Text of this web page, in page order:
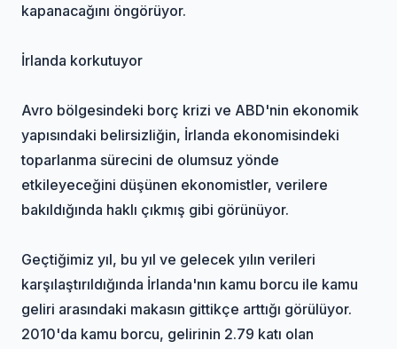
kapanacağını öngörüyor.
İrlanda korkutuyor
Avro bölgesindeki borç krizi ve ABD'nin ekonomik
yapısındaki belirsizliğin, İrlanda ekonomisindeki
toparlanma sürecini de olumsuz yönde
etkileyeceğini düşünen ekonomistler, verilere
bakıldığında haklı çıkmış gibi görünüyor.
Geçtiğimiz yıl, bu yıl ve gelecek yılın verileri
karşılaştırıldığında İrlanda'nın kamu borcu ile kamu
geliri arasındaki makasın gittikçe arttığı görülüyor.
2010'da kamu borcu, gelirinin 2.79 katı olan